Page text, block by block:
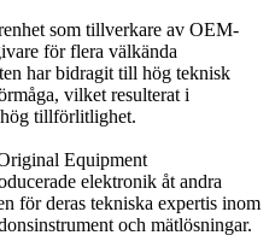
som tillverkare av OEM-
för flera välkända
har bidragit till hög teknisk
vilket resulterat i
tillförlitlighet.
Equipment
elektronik åt andra
för deras tekniska expertis inom
och mätlösningar.